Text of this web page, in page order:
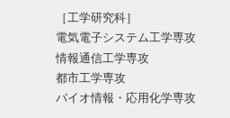
［工学研究科］
電気電⼦システム⼯学専攻
情報通信⼯学専攻
都市⼯学専攻
バイオ情報・応⽤化学専攻